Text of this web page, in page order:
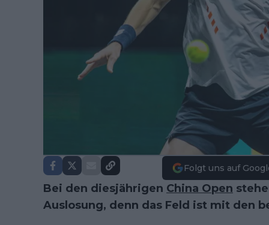
Folgt uns auf
Bei den diesjährigen China Open
Auslosung, denn das Feld ist mit den